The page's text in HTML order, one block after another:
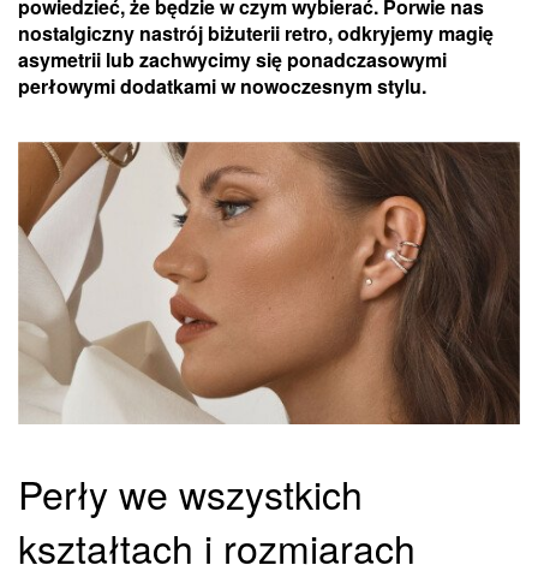
powiedzieć, że będzie w czym wybierać. Porwie nas
nostalgiczny nastrój biżuterii retro, odkryjemy magię
asymetrii lub zachwycimy się ponadczasowymi
perłowymi dodatkami w nowoczesnym stylu.
Perły we wszystkich
kształtach i rozmiarach